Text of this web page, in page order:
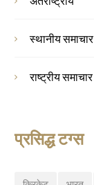
स्थानीय समाचार
राष्ट्रीय समाचार
प्रसिद्ध टग्स